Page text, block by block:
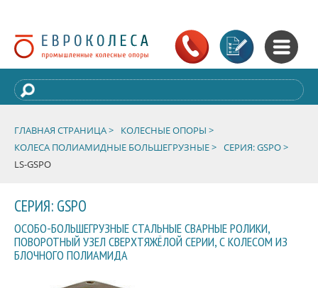
ГЛАВНАЯ СТРАНИЦА >
КОЛЕСНЫЕ ОПОРЫ >
КОЛЕСА ПОЛИАМИДНЫЕ БОЛЬШЕГРУЗНЫЕ > СЕРИЯ: GSPO >
LS-GSPO
СЕРИЯ: GSPO
ОСОБО-БОЛЬШЕГРУЗНЫЕ СТАЛЬНЫЕ СВАРНЫЕ РОЛИКИ,
ПОВОРОТНЫЙ УЗЕЛ СВЕРХТЯЖЁЛОЙ СЕРИИ, С КОЛЕСОМ ИЗ
БЛОЧНОГО ПОЛИАМИДА